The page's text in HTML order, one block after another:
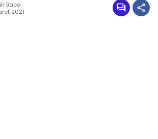
Baca
2021